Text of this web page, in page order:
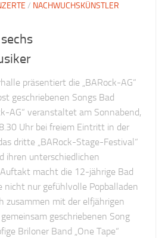
/ NACHWUCHSKÜNSTLER
präsentiert die „BARock-AG“
geschriebenen Songs Bad
AG“ veranstaltet am Sonnabend,
Uhr bei freiem Eintritt in der
dritte „BARock-Stage-Festival“
ihren unterschiedlichen
macht die 12-jährige Bad
nicht nur gefühlvolle Popballaden
zusammen mit der elfjährigen
geschriebenen Song
Briloner Band „One Tape“